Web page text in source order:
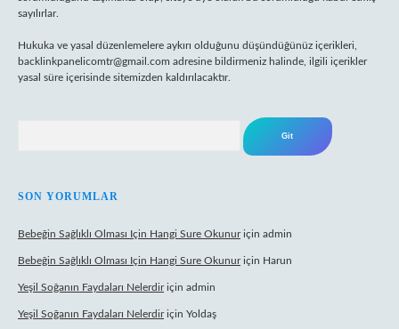
sayılırlar.
Hukuka ve yasal düzenlemelere aykırı olduğunu düşündüğünüz içerikleri,
backlinkpanelicomtr@gmail.com adresine bildirmeniz halinde, ilgili içerikler
yasal süre içerisinde sitemizden kaldırılacaktır.
SON YORUMLAR
Bebeğin Sağlıklı Olması Için Hangi Sure Okunuriçin admin
Bebeğin Sağlıklı Olması Için Hangi Sure Okunuriçin Harun
Yeşil Soğanın Faydaları Nelerdiriçin admin
Yeşil Soğanın Faydaları Nelerdiriçin Yoldaş